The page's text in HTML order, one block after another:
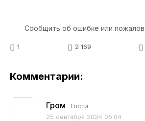
Сообщить об ошибке или
1 2 169
Комментарии:
Гром
Гости
25 сентября 2024 05:04